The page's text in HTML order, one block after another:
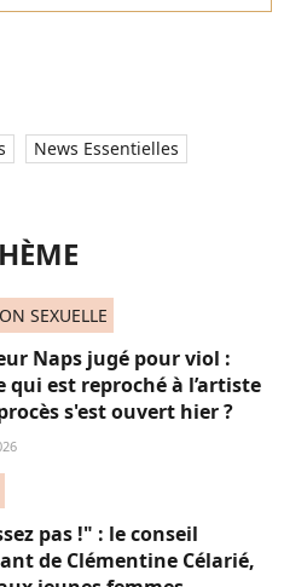
News Essentielles
SEXUELLE
Naps jugé pour viol :
qui est reproché à l’artiste
s'est ouvert hier ?
pas !" : le conseil
de Clémentine Célarié,